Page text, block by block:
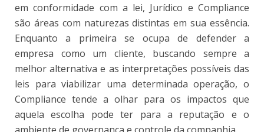
em conformidade com a lei, Jurídico e Compliance
são áreas com naturezas distintas em sua essência.
Enquanto a primeira se ocupa de defender a
empresa como um cliente, buscando sempre a
melhor alternativa e as interpretações possíveis das
leis para viabilizar uma determinada operação, o
Compliance tende a olhar para os impactos que
aquela escolha pode ter para a reputação e o
ambiente de governança e controle da companhia.